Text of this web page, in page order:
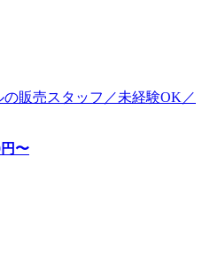
の販売スタッフ／未経験OK／
円〜